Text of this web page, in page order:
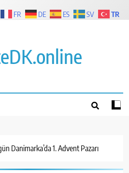
Danimarka’da 1. Advent Pazarı
FR DE ES SV TR